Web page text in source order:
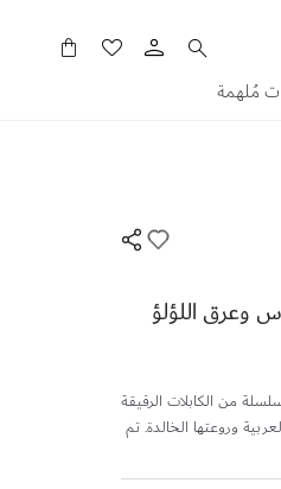
مُلهمة
وعرق اللؤلؤ
الأصفر عيار 18 قيراط يتميز بسلسلة من الكابلات الرقيقة
وروعتها الخالدة. تم